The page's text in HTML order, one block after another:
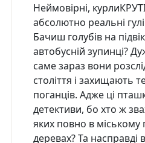
Неймовірні,
абсолютно реальні
Бачиш голубів на
автобусній зупинці?
саме зараз вони
століття і захищають
поганців. Адже ці
детективи, бо хто ж
яких повно в міському
деревах? Та